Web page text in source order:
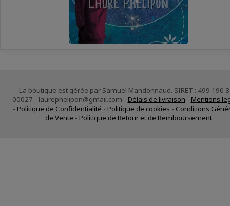
La boutique est gérée par Samuel Mandonnaud. SIRET : 499 190
00027 - laurephelipon@gmail.com - Délais de livraison - Mentions
- Politique de Confidentialité - Politique de cookies - Conditions
de Vente - Politique de Retour et de Remboursement